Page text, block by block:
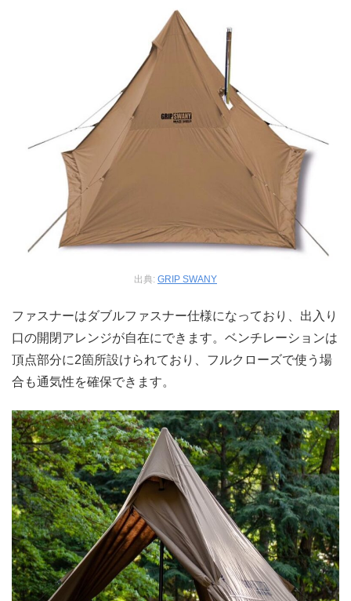
出典: GRIP SWANY
ファスナーはダブルファスナー仕様になっており、出入り
口の開閉アレンジが自在にできます。ベンチレーションは
頂点部分に2箇所設けられており、フルクローズで使う場
合も通気性を確保できます。